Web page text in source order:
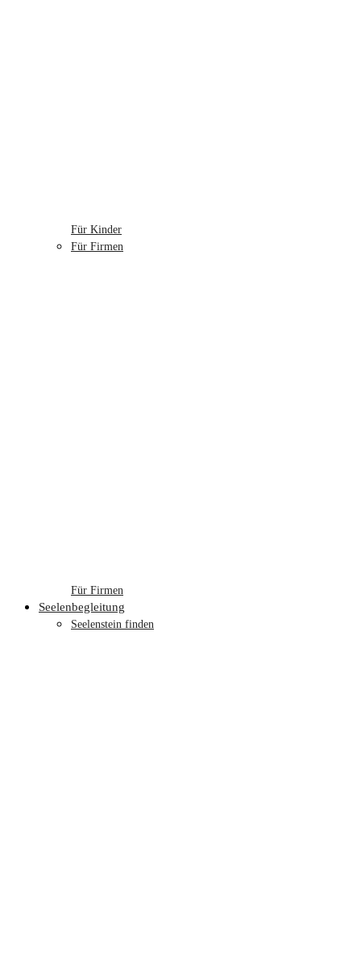
Für Kinder
Für Firmen
Für Firmen
Seelenbegleitung
Seelenstein finden